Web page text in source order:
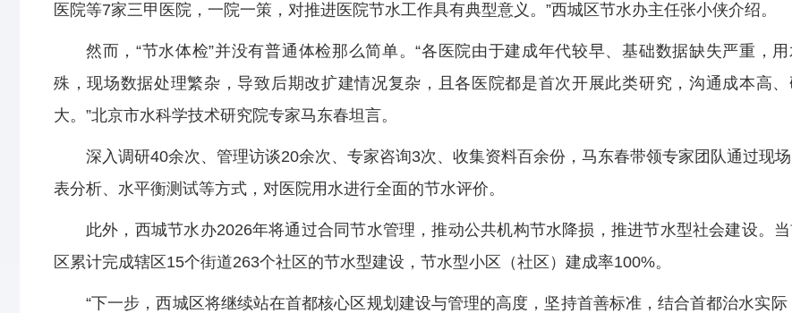
医院等7家三甲医院，一院一策，对推进医院节水工作具有典型意义。”西城区节水办主任张小侠介绍。
然而，“节水体检”并没有普通体检那么简单。“各医院由于建成年代较早、基础数据缺失严重，
殊，现场数据处理繁杂，导致后期改扩建情况复杂，且各医院都是首次开展此类研究，沟通成本高
大。”北京市水科学技术研究院专家马东春坦言。
深入调研40余次、管理访谈20余次、专家咨询3次、收集资料百余份，马东春带领专家团队通过现
表分析、水平衡测试等方式，对医院用水进行全面的节水评价。
此外，西城节水办2026年将通过合同节水管理，推动公共机构节水降损，推进节水型社会建设。
区累计完成辖区15个街道263个社区的节水型建设，节水型小区（社区）建成率100%。
“下一步，西城区将继续站在首都核心区规划建设与管理的高度，坚持首善标准，结合首都治水实际